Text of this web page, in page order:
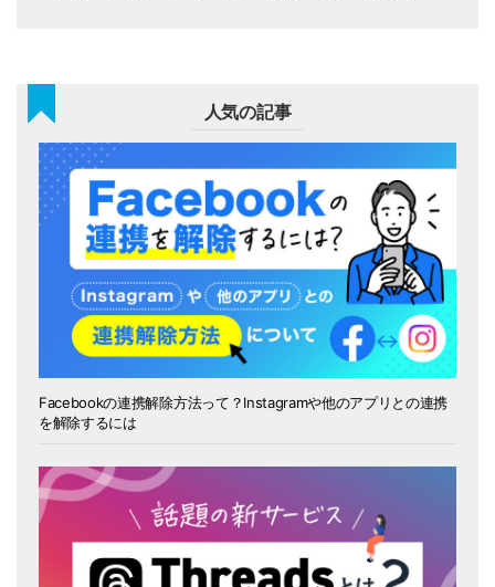
人気の記事
Facebookの連携解除方法って？Instagramや他のアプリとの連携
を解除するには